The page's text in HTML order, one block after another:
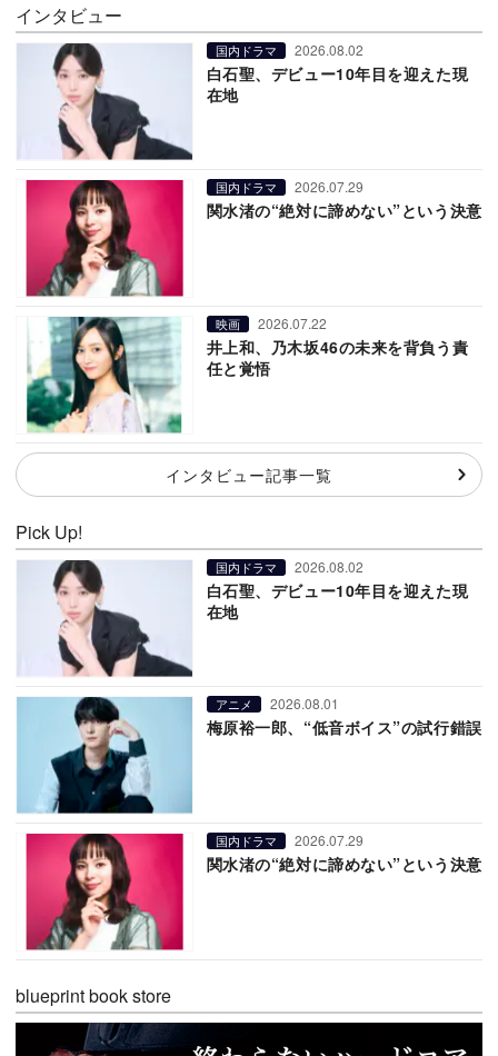
インタビュー
国内ドラマ 2026.08.02
白石聖、デビュー10年目を迎えた現
在地
国内ドラマ 2026.07.29
関水渚の“絶対に諦めない”という決意
映画 2026.07.22
井上和、乃木坂46の未来を背負う責
任と覚悟
インタビュー記事一覧
Pick Up!
国内ドラマ 2026.08.02
白石聖、デビュー10年目を迎えた現
在地
アニメ 2026.08.01
梅原裕一郎、“低音ボイス”の試行錯誤
国内ドラマ 2026.07.29
関水渚の“絶対に諦めない”という決意
blueprint book store